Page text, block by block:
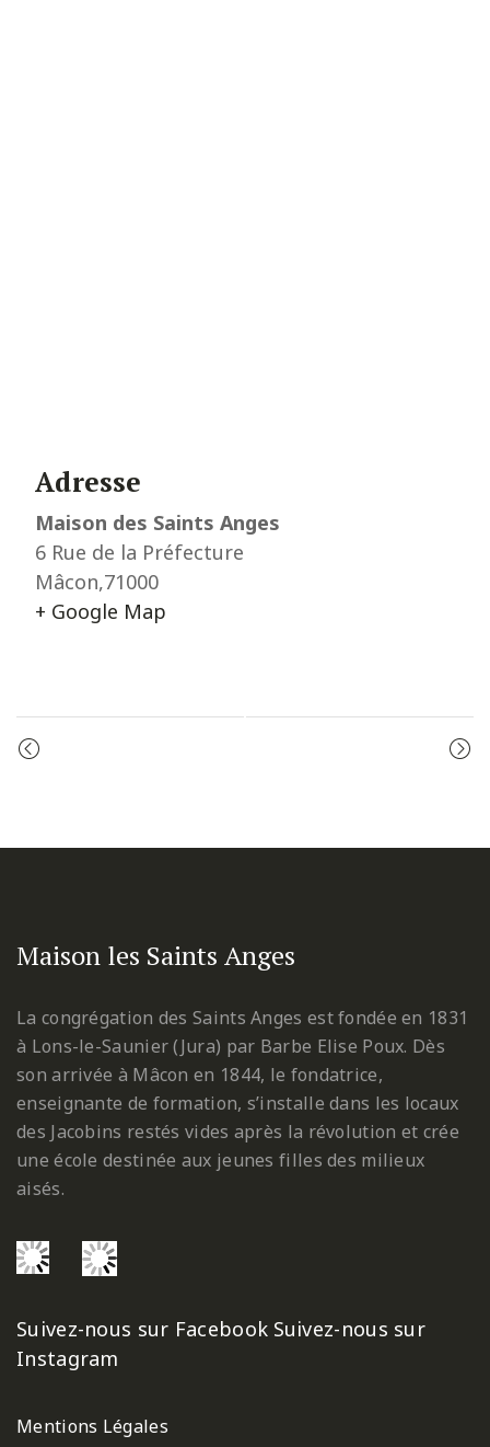
Adresse
Maison des Saints Anges
6 Rue de la Préfecture
Mâcon,71000
+ Google Map
Event
Maison les Saints Anges
La congrégation des Saints Anges est fondée en 1831
à Lons-le-Saunier (Jura) par Barbe Elise Poux. Dès
son arrivée à Mâcon en 1844, le fondatrice,
enseignante de formation, s’installe dans les locaux
des Jacobins restés vides après la révolution et crée
une école destinée aux jeunes filles des milieux
aisés.
Suivez-nous sur Facebook Suivez-nous sur
Instagram
Mentions Légales